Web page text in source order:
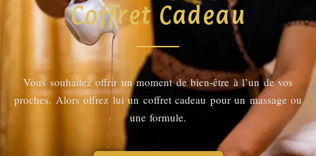
Coffret Cadeau
Vous souhaitez offrir un moment de bien-être à l’un de vos
proches. Alors offrez lui un coffret cadeau pour un massage ou
une formule.